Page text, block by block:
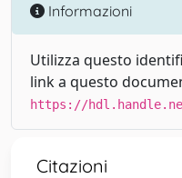
Informazioni
Utilizza questo
link a questo
https://
Citazioni